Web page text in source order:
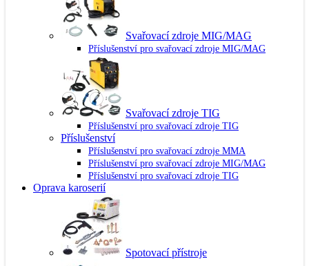
Svařovací zdroje MIG/MAG
Příslušenství pro svařovací zdroje MIG/MAG
Svařovací zdroje TIG
Příslušenství pro svařovací zdroje TIG
Příslušenství
Příslušenství pro svařovací zdroje MMA
Příslušenství pro svařovací zdroje MIG/MAG
Příslušenství pro svařovací zdroje TIG
Oprava karoserií
Spotovací přístroje